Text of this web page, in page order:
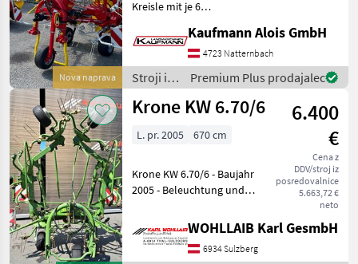
Nova naprava
Kreisle mit je 6
Antrieb - Gelenkwelle -
Beleuchtung und
Warntafeln - Tastrad - hydr.
Grenzstreueinrichtung
Kaufmann Alois GmbH
4723 Natternbach
Stroji in
oprema
za žetev
spravilo
Pöttinger
Premium Plus prodajalec
Krone KW 6.70/6
6.400
€
Cena z
DDV/stroj iz
posredovalnice
5.663,72 €
neto
L. pr. 2005 670 cm
Krone KW 6.70/6 - Baujahr
2005 - Beleuchtung und
Zinkenarmen Nadmorska
višina: Hidravlična višina,
WOHLLAIB Karl GesmbH
6934 Sulzberg